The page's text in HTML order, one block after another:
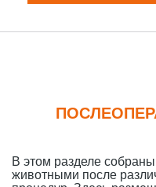
В этом разделе
животными после